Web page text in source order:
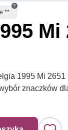
**
Mi
1995 Mi
znaczków